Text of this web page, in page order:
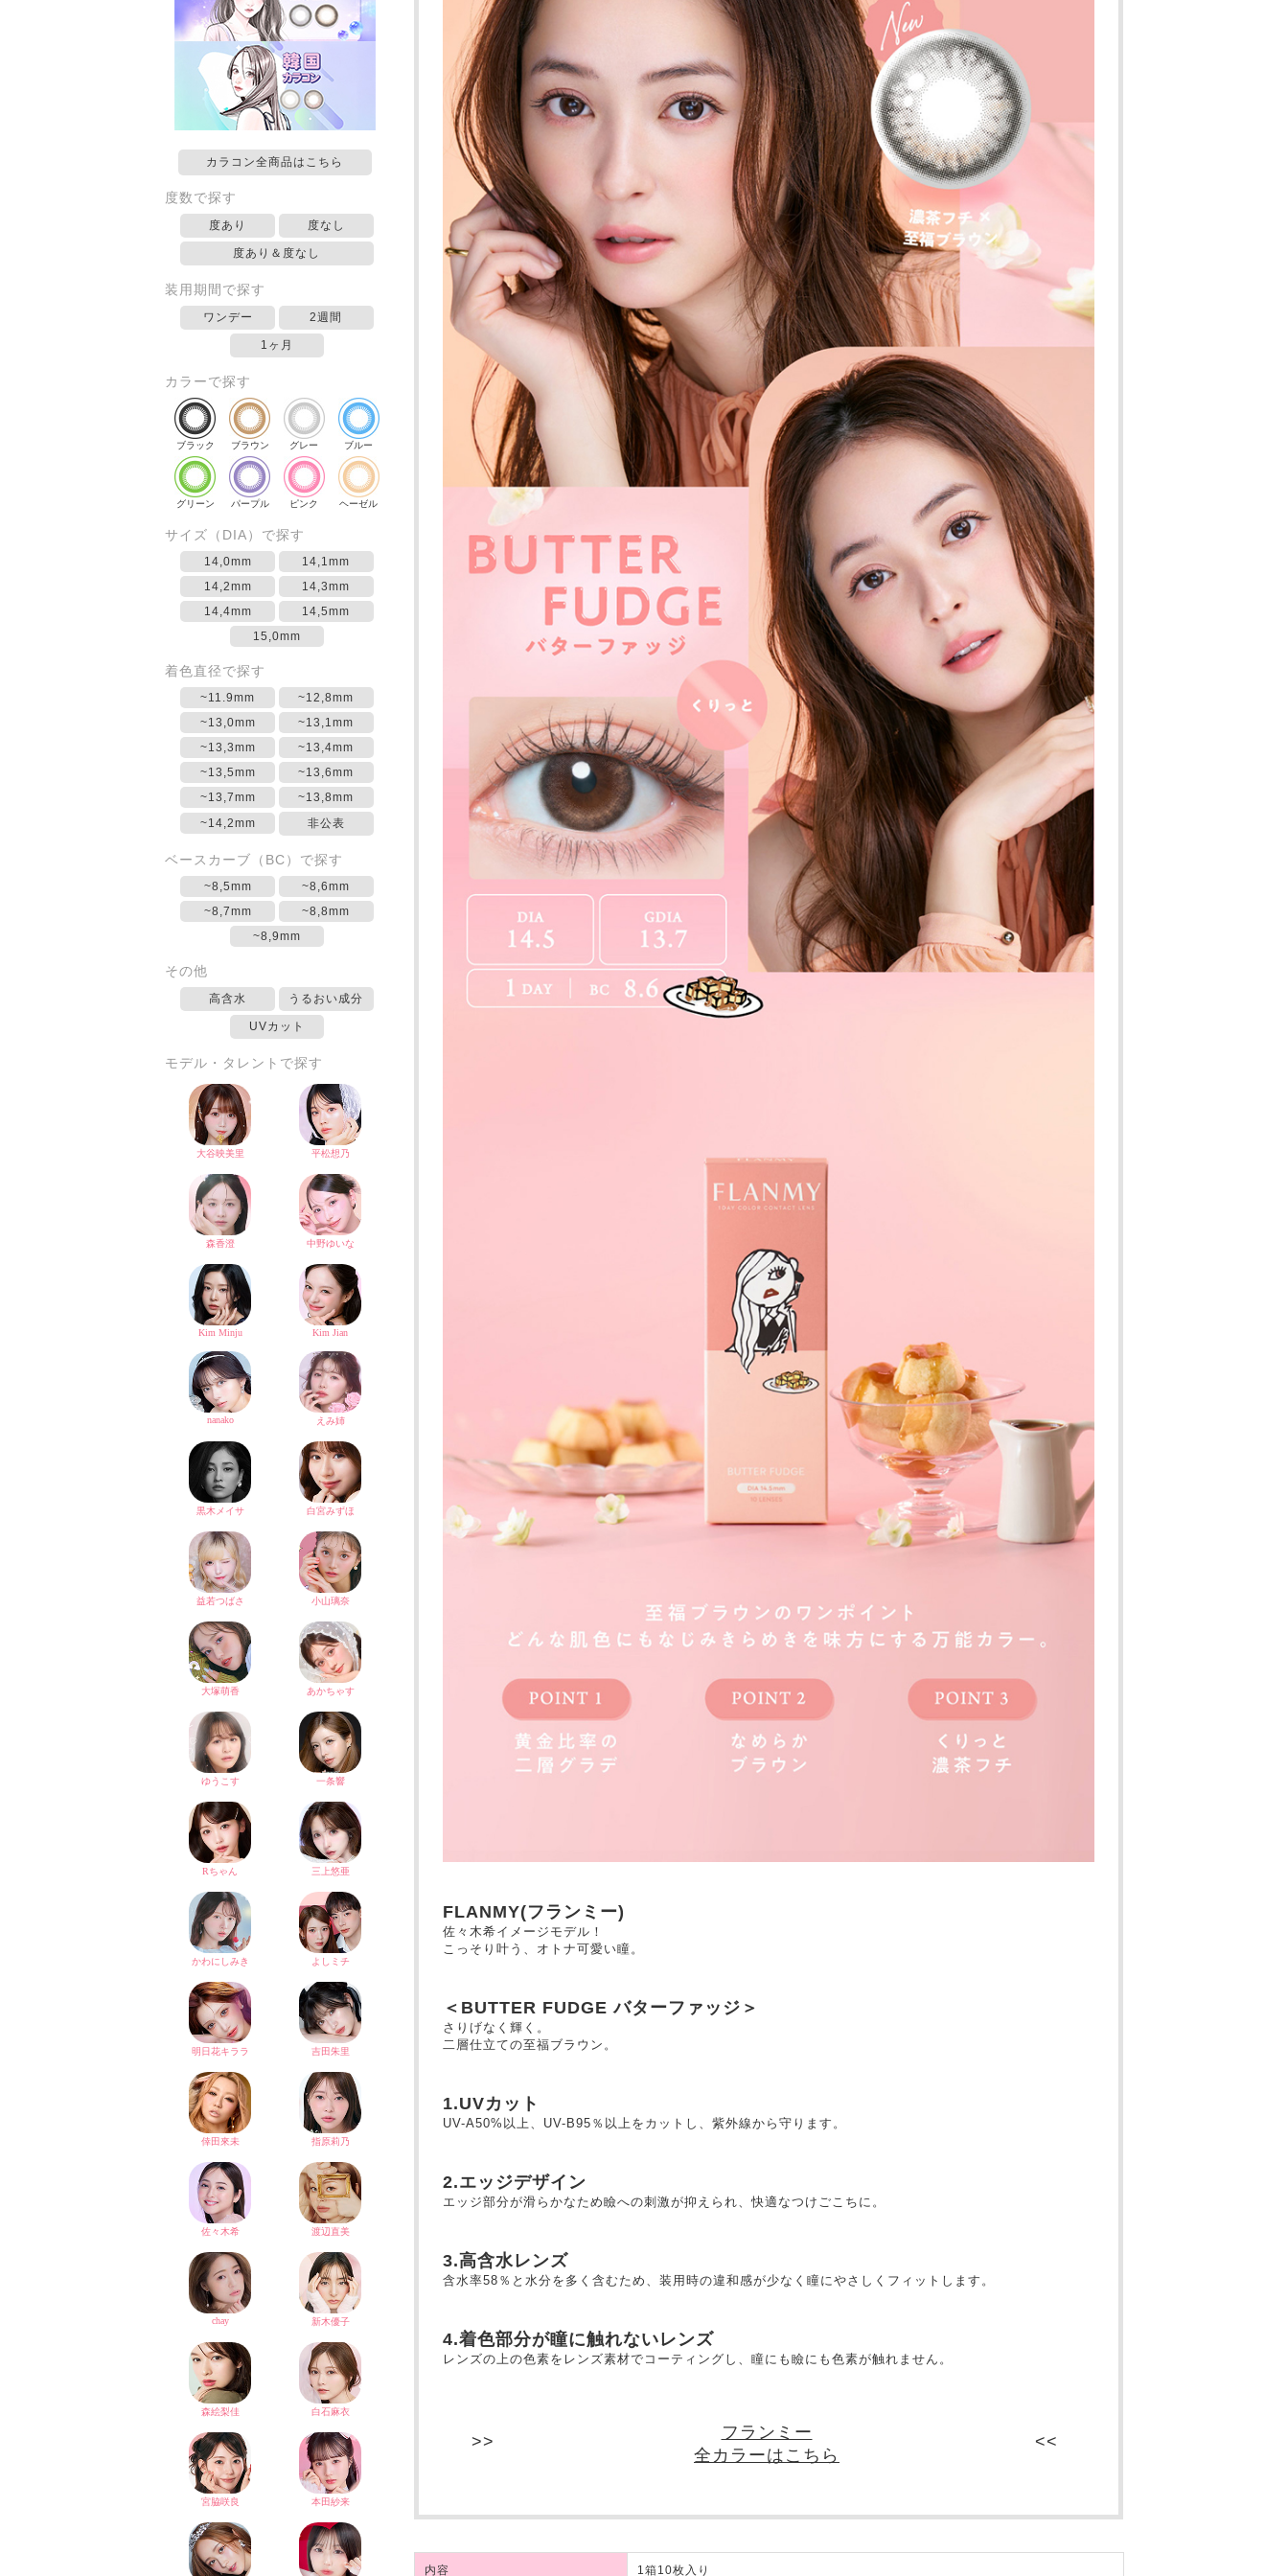
カラコン全商品はこちら
度数で探す
度あり 度なし
度あり＆度なし
装用期間で探す
ワンデー 2週間
1ヶ月
カラーで探す
ブラック ブラウン グレー ブルー
グリーン パープル ピンク ヘーゼル
サイズ（DIA）で探す
14,0mm
14,1mm
14,2mm
14,3mm
14,4mm
14,5mm
15,0mm
着色直径で探す
~11.9mm
~12,8mm
~13,0mm
~13,1mm
~13,3mm
~13,4mm
~13,5mm
~13,6mm
~13,7mm
~13,8mm
~14,2mm
非公表
ベースカーブ（BC）で探す
~8,5mm
~8,6mm
~8,7mm
~8,8mm
~8,9mm
その他
高含水 うるおい成分
UVカット
モデル・タレントで探す
FLANMY(フランミー)
佐々木希イメージモデル！
こっそり叶う、オトナ可愛い瞳。
＜BUTTER FUDGE バターファッジ＞
さりげなく輝く。
二層仕立ての至福ブラウン。
1.UVカット
UV-A50%以上、UV-B95％以上をカットし、紫外線から守ります。
2.エッジデザイン
エッジ部分が滑らかなため瞼への刺激が抑えられ、快適なつけごこちに。
3.高含水レンズ
含水率58％と水分を多く含むため、装用時の違和感が少なく瞳にやさしくフィットします。
4.着色部分が瞳に触れないレンズ
レンズの上の色素をレンズ素材でコーティングし、瞳にも瞼にも色素が触れません。
フランミー
全カラーはこちら
内容 1箱10枚入り